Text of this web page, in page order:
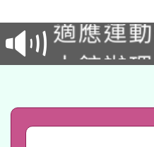
招甄選
招)
適應運
本館辦
礎課程
A3數位